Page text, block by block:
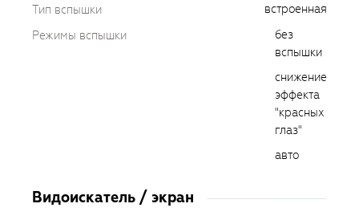
Тип вспышки
встроенная
Режимы вспышки
без
вспышки
снижение
эффекта
"красных
глаз"
авто
Видоискатель / экран